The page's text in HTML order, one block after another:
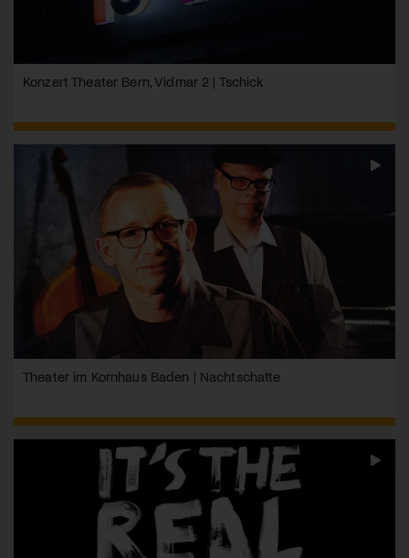
Konzert Theater Bern, Vidmar 2 | Tschick
Theater im Kornhaus Baden | Nachtschatte